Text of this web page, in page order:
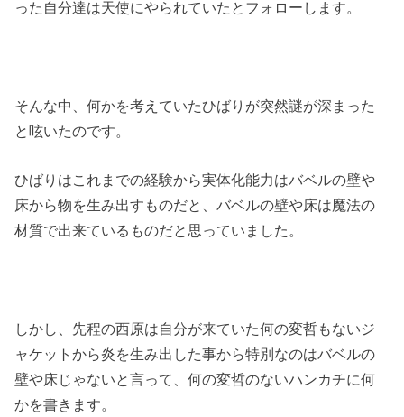
った自分達は天使にやられていたとフォローします。
そんな中、何かを考えていたひばりが突然謎が深まった
と呟いたのです。
ひばりはこれまでの経験から実体化能力はバベルの壁や
床から物を生み出すものだと、バベルの壁や床は魔法の
材質で出来ているものだと思っていました。
しかし、先程の西原は自分が来ていた何の変哲もないジ
ャケットから炎を生み出した事から特別なのはバベルの
壁や床じゃないと言って、何の変哲のないハンカチに何
かを書きます。